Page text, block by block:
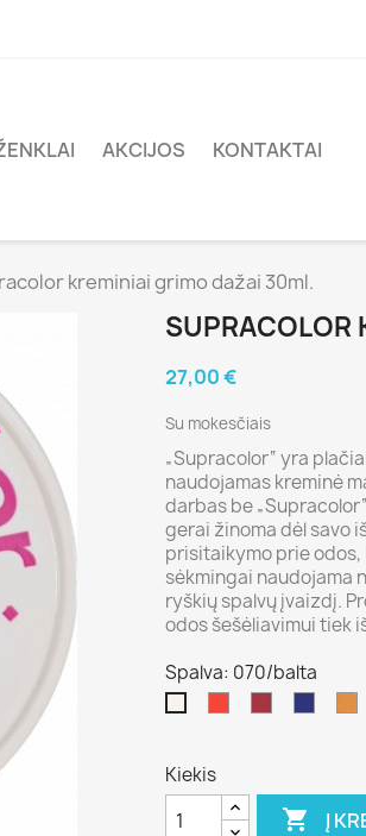
AKCIJOS KONTAKTAI
kreminiai grimo dažai 30ml.
SUPRACOLOR
27,00 €
Su mokesčiais
„Supracolor“ yra
naudojamas kreminė
darbas be
gerai žinoma dėl savo
prisitaikymo prie odos,
sėkmingai naudojama
ryškių spalvų įvaizdį.
odos šešėliavimui tiek
Spalva: 070/balta
Kiekis
 Į